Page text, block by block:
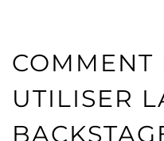
COMMENT
UTILISER